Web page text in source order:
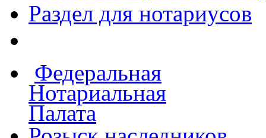
Раздел для нотариусов
Федеральная
Нотариальная
Палата